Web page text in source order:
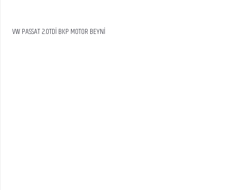
VW PASSAT 2.0TDİ BKP MOTOR BEYNİ